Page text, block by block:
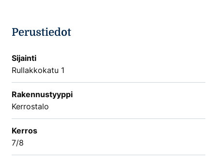
Perustiedot
Sijainti
Rullakkokatu 1
Rakennustyyppi
Kerrostalo
Kerros
7/8